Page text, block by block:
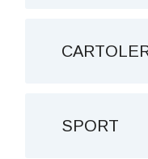
SPORT